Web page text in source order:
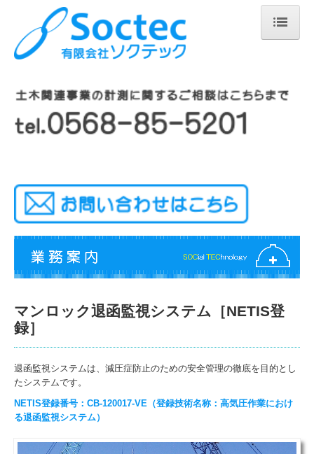
ホーム
業務案内
マンロック退函監視システム
地盤改良施工管理システム
死角領域監視システム
函内携帯型表示器
タッチdeアラーム
入退場管理システム
マンロック退函監視システム［NETIS登
録］
退函監視システムは、減圧症防止のための安全管理の徹底を目的とし
たシステムです。
NETIS登録番号：CB‐120017‐VE（登録技術名称：高気圧作業におけ
る退函監視システム）